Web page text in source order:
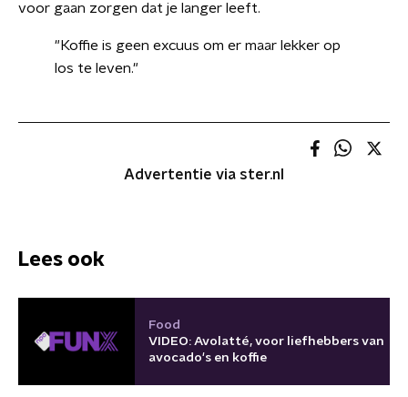
voor gaan zorgen dat je langer leeft.
"Koffie is geen excuus om er maar lekker op
los te leven."
Advertentie via ster.nl
Lees ook
Food
VIDEO: Avolatté, voor liefhebbers van
avocado's en koffie